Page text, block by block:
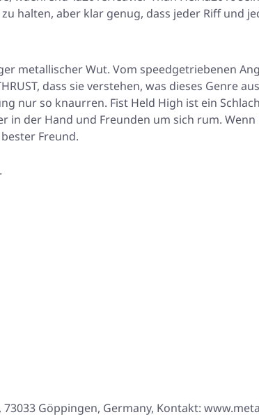
halten, aber klar genug, dass jeder Riff und
metallischer Wut. Vom speedgetriebenen
dass sie verstehen, was dieses Genre
nur so knaurren. Fist Held High ist ein
in der Hand und Freunden um sich rum.
Freund.
Göppingen, Germany, Kontakt: